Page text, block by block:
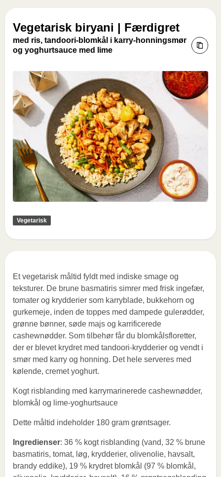
Vegetarisk biryani | Færdigret
med ris, tandoori-blomkål i karry-honningsmør
og yoghurtsauce med lime
Vegetarisk
Et vegetarisk måltid fyldt med indiske smage og
teksturer. De brune basmatiris simrer med frisk ingefær,
tomater og krydderier som karryblade, bukkehorn og
gurkemeje, inden de toppes med dampede gulerødder,
grønne bønner, søde majs og karrificerede
cashewnødder. Som tilbehør får du blomkålsfloretter,
der er blevet krydret med tandoori-krydderier og vendt i
smør med karry og honning. Det hele serveres med
kølende, cremet yoghurt.
Kogt risblanding med karrymarinerede cashewnødder,
blomkål og lime-yoghurtsauce
Dette måltid indeholder 180 gram grøntsager.
Ingredienser: 36 % kogt risblanding (vand, 32 % brune
basmatiris, tomat, løg, krydderier, olivenolie, havsalt,
brandy eddike), 19 % krydret blomkål (97 % blomkål,